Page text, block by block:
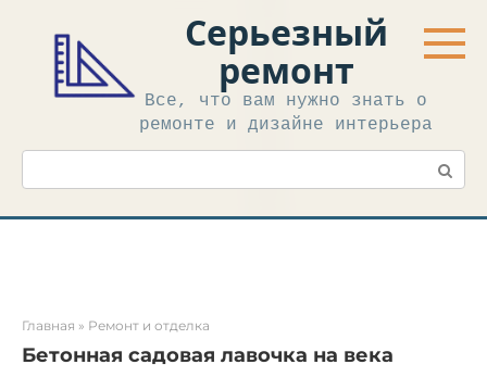
контенту
Серьезный
ремонт
Все, что вам нужно знать о
ремонте и дизайне интерьера
Поиск:
Главная » Ремонт и отделка
Бетонная садовая лавочка на века